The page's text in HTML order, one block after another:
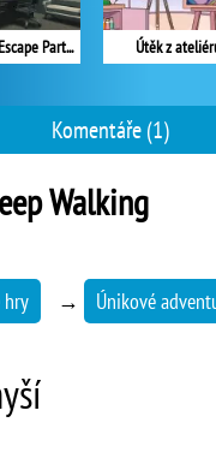
Crazy Office Escape Part 1 Útěk z
Komentáře (1)
Walking
hry → Únikové